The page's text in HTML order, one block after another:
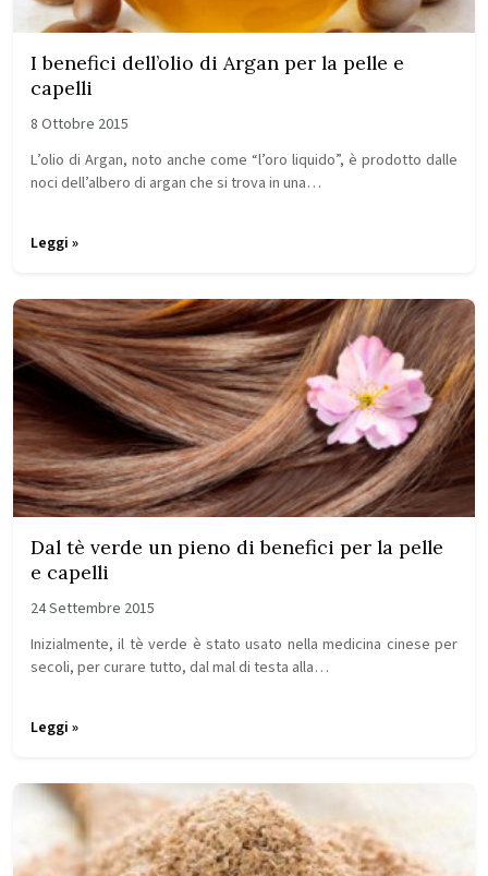
I benefici dell’olio di Argan per la pelle e
capelli
8 Ottobre 2015
L’olio di Argan, noto anche come “l’oro liquido”, è prodotto dalle
noci dell’albero di argan che si trova in una…
Leggi »
Dal tè verde un pieno di benefici per la pelle
e capelli
24 Settembre 2015
Inizialmente, il tè verde è stato usato nella medicina cinese per
secoli, per curare tutto, dal mal di testa alla…
Leggi »